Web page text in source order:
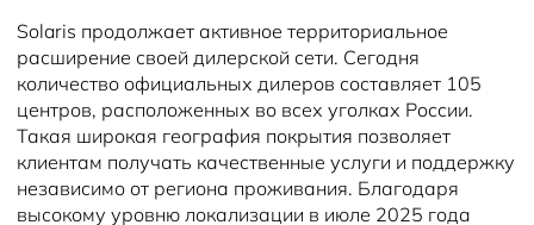
Solaris продолжает активное территориальное
расширение своей дилерской сети. Сегодня
количество официальных дилеров составляет 105
центров, расположенных во всех уголках России.
Такая широкая география покрытия позволяет
клиентам получать качественные услуги и поддержку
независимо от региона проживания. Благодаря
высокому уровню локализации в июле 2025 года